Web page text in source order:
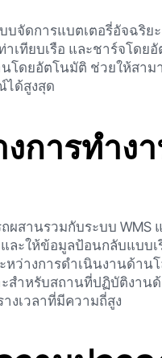
บจัดการแบตเตอรี่อัจฉริ
เทียบเรือ และชาร์จโดย
โดยอัตโนมัติ ช่วยให้สาม
ได้สูงสุด
การทำง
ผสานรวมกับระบบ WMS
ละให้ข้อมูลป้อนกลับแบบ
หว่างการดำเนินงานด้า
สำหรับสถานที่ปฏิบัติงาน
งเวลาที่มีความถี่สูง